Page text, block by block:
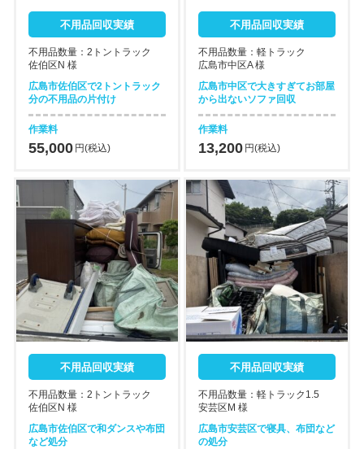
不用品回収実績
不用品数量：2トントラック
佐伯区N 様
広島市佐伯区で2トントラック
分の不用品の片付け
作業料
55,000 円(税込)
不用品回収実績
不用品数量：軽トラック
広島市中区A 様
広島市中区で大きすぎてお部屋
から出ないソファ回収
作業料
13,200 円(税込)
不用品回収実績
不用品数量：2トントラック
佐伯区N 様
広島市佐伯区で和ダンスや布団
など処分
不用品回収実績
不用品数量：軽トラック1.5
安芸区M 様
広島市安芸区で寝具、布団など
の処分